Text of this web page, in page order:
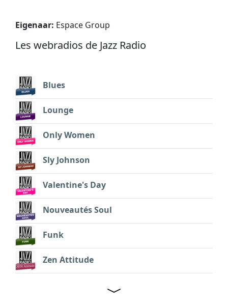
Eigenaar: Espace Group
Les webradios de Jazz Radio
Blues
Lounge
Only Women
Sly Johnson
Valentine's Day
Nouveautés Soul
Funk
Zen Attitude